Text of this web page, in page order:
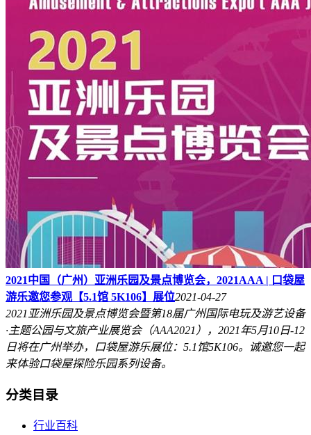
2021中国（广州）亚洲乐园及景点博览会，2021AAA | 口袋屋
游乐邀您参观【5.1馆 5K106】展位2021-04-27
2021亚洲乐园及景点博览会暨第18届广州国际电玩及游艺设备
·主题公园与文旅产业展览会（AAA2021），2021年5月10日-12
日将在广州举办，口袋屋游乐展位：5.1馆5K106。诚邀您一起
来体验口袋屋探险乐园系列设备。
分类目录
行业百科